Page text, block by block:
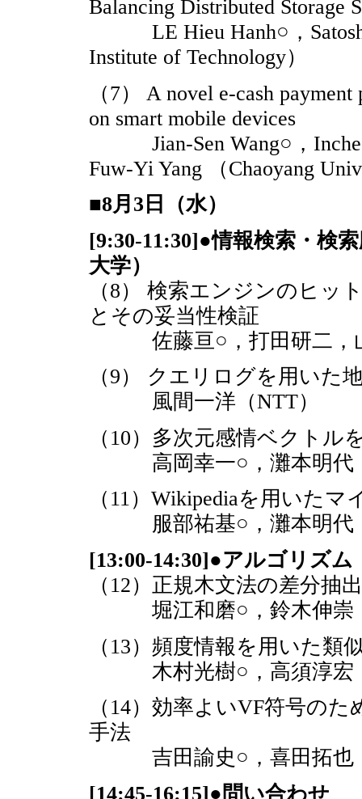
Balancing Distributed Storage
LE Hieu Hanh○，Satoshi
Institute of Technology）
（7） A novel e-cash
on smart mobile devices
Jian-Sen Wang○，
Fuw-Yi Yang （Chaoyang
■8月3日（水）
[9:30-11:30]●情報検索・
大学）
（8） 検索エンジンのヒッ
とその妥当性検証
佐藤亘○，打田研二，山
（9） クエリログを用いた
風間一洋（NTT）
（10）多次元感情ベクトル
高岡幸一○，灘本明代
（11）Wikipediaを用いた
服部祐基○，灘本明代
[13:00-14:30]●アルゴリ
（12）正規木文法の差分抽
堀江和磨○，鈴木伸崇
（13）頻度情報を用いた類
木村光樹○，高須淳宏，
（14）効率よいVF符号の
手法
吉田諭史○，喜田拓也
[14:45-16:15]●問い合わ